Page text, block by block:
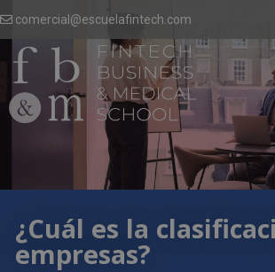
comercial@escuelafintech.com
¿Cuál es la
empresas?